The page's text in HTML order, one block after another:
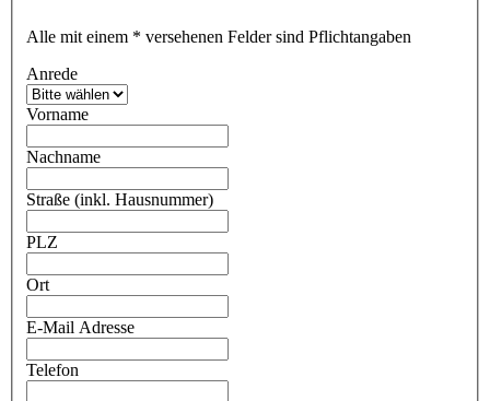
Alle mit einem * versehenen Felder sind Pflichtangaben
Anrede
Vorname
Nachname
Straße (inkl. Hausnummer)
PLZ
Ort
E-Mail Adresse
Telefon